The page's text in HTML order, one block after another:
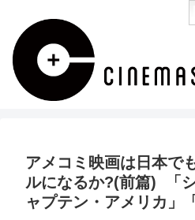
アメコミ映画は日本で
ルになるか?(前篇) 「
ャプテン・アメリカ」